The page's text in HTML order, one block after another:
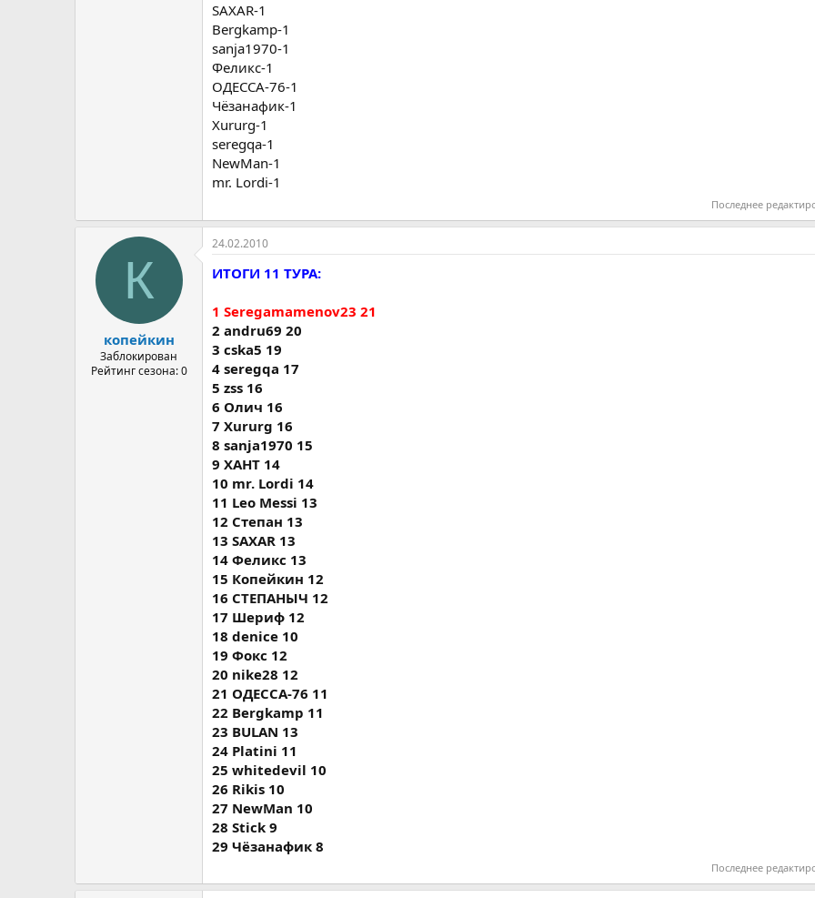
22 mr. Lordi 17
23 Bergkamp 17
24 whitedevil 16
25 seregqa 16
26 nike28 16
27 BULAN 16
28 Platini 13
29 Чёзанафик 13
30 ОДЕССА-76 10
SAXAR-1
Bergkamp-1
sanja1970-1
Феликс-1
ОДЕССА-76-1
Чёзанафик-1
Xururg-1
seregqa-1
NewMan-1
mr. Lordi-1
Последнее
К
копейкин
Заблокирован
Рейтинг сезона: 0
24.02.2010
ИТОГИ 11 ТУРА:
1 Seregamamenov23 21
2 andru69 20
3 cska5 19
4 seregqa 17
5 zss 16
6 Олич 16
7 Xururg 16
8 sanja1970 15
9 ХАНТ 14
10 mr. Lordi 14
11 Leo Messi 13
12 Степан 13
13 SAXAR 13
14 Феликс 13
15 Копейкин 12
16 СТЕПАНЫЧ 12
17 Шериф 12
18 denice 10
19 Фокс 12
20 nike28 12
21 ОДЕССА-76 11
22 Bergkamp 11
23 BULAN 13
24 Platini 11
25 whitedevil 10
26 Rikis 10
27 NewMan 10
28 Stick 9
29 Чёзанафик 8
Последнее